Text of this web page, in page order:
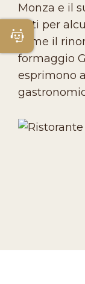
Monza e il
noti per
come il
formaggio
esprimono
Apri